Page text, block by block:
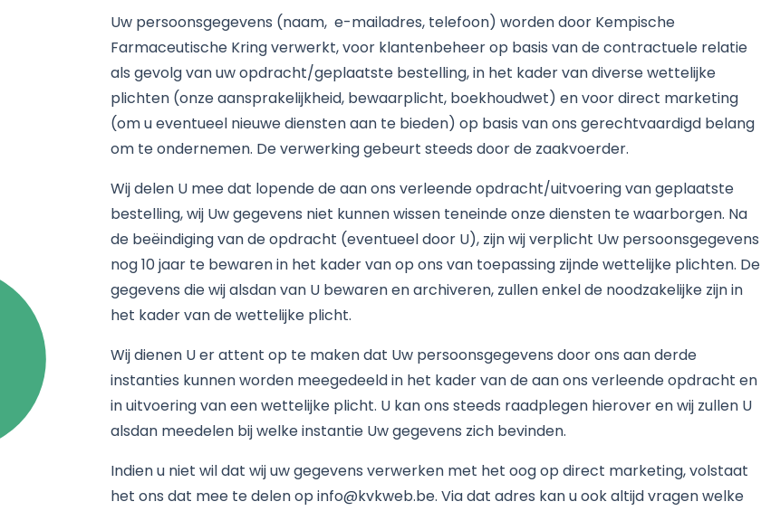
Uw persoonsgegevens (naam, e-mailadres, telefoon) worden door Kempische
Farmaceutische Kring verwerkt, voor klantenbeheer op basis van de contractuele relatie
als gevolg van uw opdracht/geplaatste bestelling, in het kader van diverse wettelijke
plichten (onze aansprakelijkheid, bewaarplicht, boekhoudwet) en voor direct marketing
(om u eventueel nieuwe diensten aan te bieden) op basis van ons gerechtvaardigd belang
om te ondernemen. De verwerking gebeurt steeds door de zaakvoerder.
Wij delen U mee dat lopende de aan ons verleende opdracht/uitvoering van geplaatste
bestelling, wij Uw gegevens niet kunnen wissen teneinde onze diensten te waarborgen. Na
de beëindiging van de opdracht (eventueel door U), zijn wij verplicht Uw persoonsgegevens
nog 10 jaar te bewaren in het kader van op ons van toepassing zijnde wettelijke plichten. De
gegevens die wij alsdan van U bewaren en archiveren, zullen enkel de noodzakelijke zijn in
het kader van de wettelijke plicht.
Wij dienen U er attent op te maken dat Uw persoonsgegevens door ons aan derde
instanties kunnen worden meegedeeld in het kader van de aan ons verleende opdracht en
in uitvoering van een wettelijke plicht. U kan ons steeds raadplegen hierover en wij zullen U
alsdan meedelen bij welke instantie Uw gegevens zich bevinden.
Indien u niet wil dat wij uw gegevens verwerken met het oog op direct marketing, volstaat
het ons dat mee te delen op info@kvkweb.be. Via dat adres kan u ook altijd vragen welke